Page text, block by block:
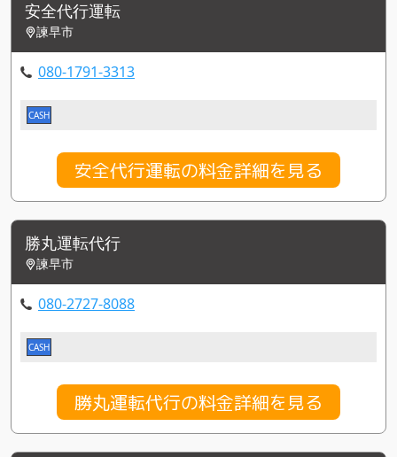
安全代行運転
諫早市
080-1791-3313
CASH
安全代行運転の料金詳細を見る
勝丸運転代行
諫早市
080-2727-8088
CASH
勝丸運転代行の料金詳細を見る